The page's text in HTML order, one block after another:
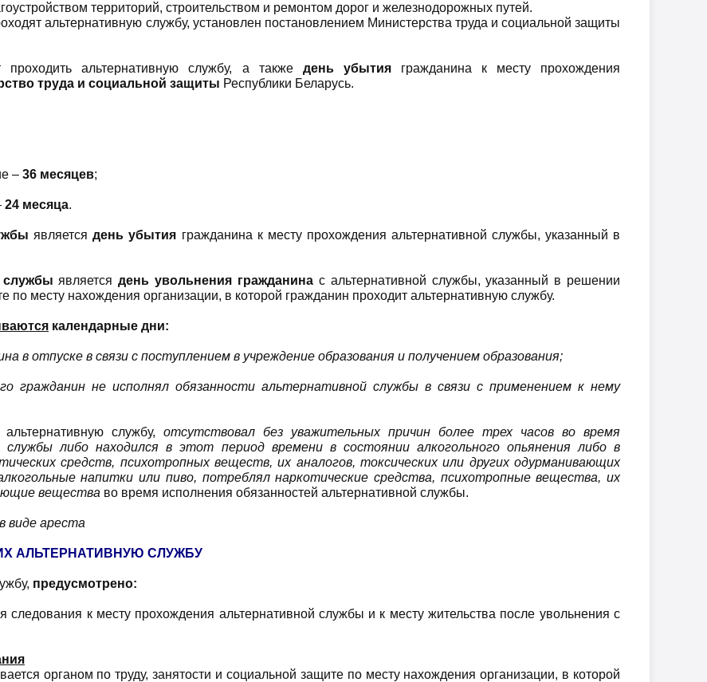
территорий, строительством и ремонтом дорог и железнодорожных путей.
альтернативную службу, установлен постановлением Министерства труда и социальной защиты
альтернативную службу, а также день убытиягражданина к месту прохождения
труда и социальной защиты Республики Беларусь.
– 36 месяцев;
24 месяца.
являетсядень убытия гражданина к месту прохождения альтернативной службы, указанный в
службы является день увольнения гражданина с альтернативной службы, указанный в решении
по месту нахождения организации, в которой гражданин проходит альтернативную службу.
календарные дни:
в отпуске в связи с поступлением в учреждение образования и получением образования;
гражданин не исполнял обязанности альтернативной службы в связи с применением к нему
службу, отсутствовал без уважительных причин более трех часов во время
службы либо находился в этот период времени в состоянии алкогольного опьянения либо в
средств, психотропных веществ, их аналогов, токсических или других одурманивающих
напитки или пиво, потреблял наркотические средства, психотропные вещества, их
вещества во время исполнения обязанностей альтернативной службы.
виде ареста
АЛЬТЕРНАТИВНУЮ СЛУЖБУ
предусмотрено:
следования к месту прохождения альтернативной службы и к месту жительства после увольнения с
органом по труду, занятости и социальной защите по месту нахождения организации, в которой